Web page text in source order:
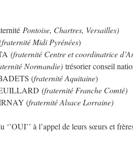
Pontoise, Chartres, Versailles)
Midi Pyrénées)
(fraternité Centre et coordinatrice
Normandie) trésorier conseil
(fraternité Aquitaine)
(fraternité Franche Comté)
(fraternité Alsace Lorraine)
à l’appel de leurs sœurs et